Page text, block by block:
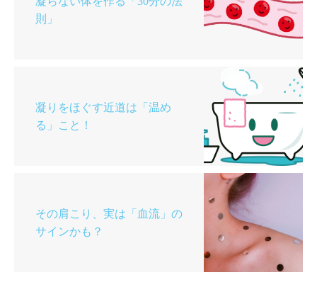
則」
凝りをほぐす近道は「温め
る」こと！
その肩こり、実は「血流」の
サインかも？